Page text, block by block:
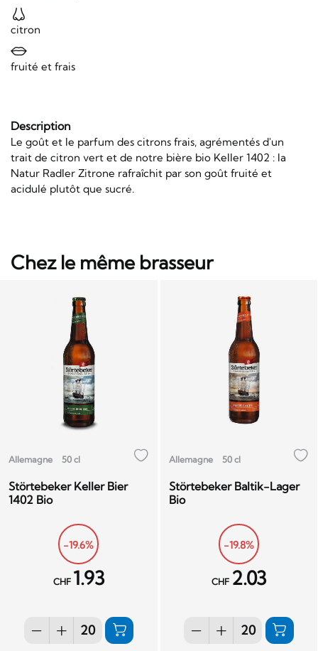
citron
fruité et frais
Description
Le goût et le parfum des citrons frais, agrémentés d'un
trait de citron vert et de notre bière bio Keller 1402 : la
Natur Radler Zitrone rafraîchit par son goût fruité et
acidulé plutôt que sucré.
Chez le même brasseur
Allemagne 50 cl
Störtebeker Keller Bier
1402 Bio
-19.6%
CHF 1.93
Allemagne 50 cl
Störtebeker Baltik-Lager
Bio
-19.8%
CHF 2.03